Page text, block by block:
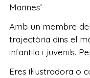
Marines’
Amb un membre
trajectòria dins el
infantila i juvenils.
Eres il·lustradora o